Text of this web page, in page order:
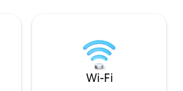
. Feu
chien , les
sur la propriété
gredines et de
est idyllique. Nous incluons du bacon,
des œufs, du pain
machine à café et
Wi-Fi